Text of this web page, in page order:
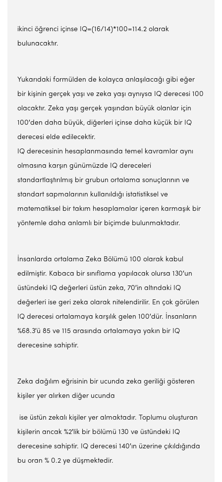
ikinci öğrenci içinse IQ=(16/14)*100=114.2 olarak
bulunacaktır.
Yukarıdaki formülden de kolayca anlaşılacağı gibi eğer
bir kişinin gerçek yaşı ve zeka yaşı aynıysa IQ derecesi 100
olacaktır. Zeka yaşı gerçek yaşından büyük olanlar için
100′den daha büyük, diğerleri içinse daha küçük bir IQ
derecesi elde edilecektir.
IQ derecesinin hesaplanmasında temel kavramlar aynı
olmasına karşın günümüzde IQ dereceleri
standartlaştırılmış bir grubun ortalama sonuçlarının ve
standart sapmalarının kullanıldığı istatistiksel ve
matematiksel bir takım hesaplamalar içeren karmaşık bir
yöntemle daha anlamlı bir biçimde bulunmaktadır.
İnsanlarda ortalama Zeka Bölümü 100 olarak kabul
edilmiştir. Kabaca bir sınıflama yapılacak olursa 130′un
üstündeki IQ değerleri üstün zeka, 70′in altındaki IQ
değerleri ise geri zeka olarak nitelendirilir. En çok görülen
IQ derecesi ortalamaya karşılık gelen 100′dür. İnsanların
%68.3′ü 85 ve 115 arasında ortalamaya yakın bir IQ
derecesine sahiptir.
Zeka dağılım eğrisinin bir ucunda zeka geriliği gösteren
kişiler yer alırken diğer ucunda
ise üstün zekalı kişiler yer almaktadır. Toplumu oluşturan
kişilerin ancak %2′lik bir bölümü 130 ve üstündeki IQ
derecesine sahiptir. IQ derecesi 140′ın üzerine çıkıldığında
bu oran % 0.2 ye düşmektedir.